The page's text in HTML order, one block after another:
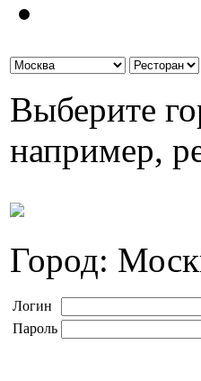
Выберите
например,
Город:
Логин
Пароль